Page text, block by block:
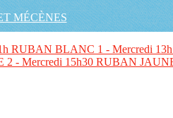
MÉCÈNES
RUBAN BLANC 1 - Mercredi
- Mercredi 15h30 RUBAN